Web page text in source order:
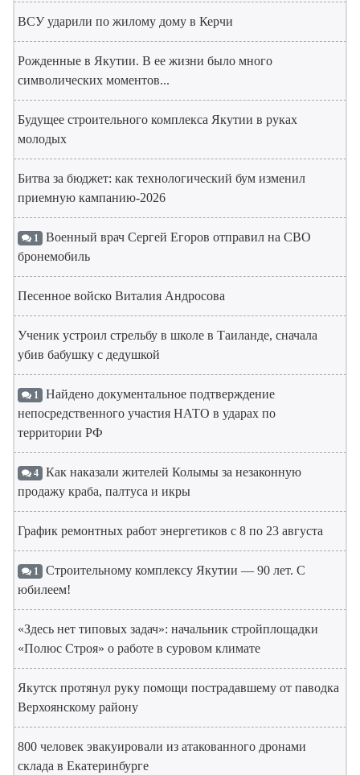
ВСУ ударили по жилому дому в Керчи
Рожденные в Якутии. В ее жизни было много
символических моментов...
Будущее строительного комплекса Якутии в руках
молодых
Битва за бюджет: как технологический бум изменил
приемную кампанию-2026
1 Военный врач Сергей Егоров отправил на СВО
бронемобиль
Песенное войско Виталия Андросова
Ученик устроил стрельбу в школе в Таиланде, сначала
убив бабушку с дедушкой
1 Найдено документальное подтверждение
непосредственного участия НАТО в ударах по
территории РФ
4 Как наказали жителей Колымы за незаконную
продажу краба, палтуса и икры
График ремонтных работ энергетиков с 8 по 23 августа
1 Строительному комплексу Якутии — 90 лет. С
юбилеем!
«Здесь нет типовых задач»: начальник стройплощадки
«Полюс Строя» о работе в суровом климате
Якутск протянул руку помощи пострадавшему от паводка
Верхоянскому району
800 человек эвакуировали из атакованного дронами
склада в Екатеринбурге